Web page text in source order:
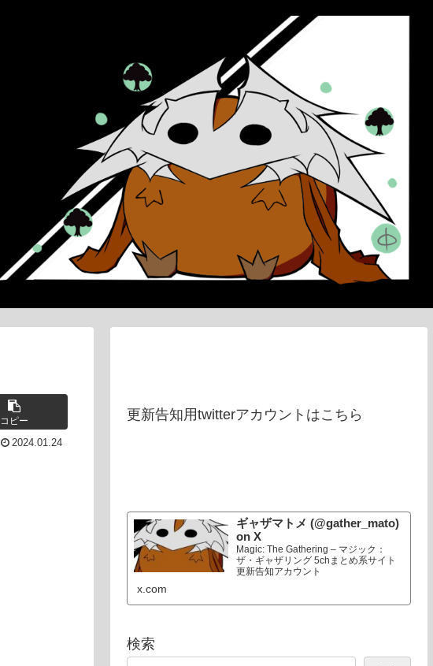
コピー
2024.01.24
更新告知用twitterアカウントはこちら
ギャザマトメ (@gather_mato)
on X
Magic: The Gathering – マジック：
ザ・ギャザリング 5chまとめ系サイト
更新告知アカウント
x.com
検索